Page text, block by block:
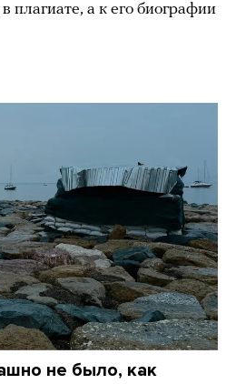
плагиате, а к его биографии
не было, как